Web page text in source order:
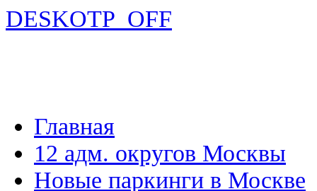
DESKOTP_OFF
Главная
12 адм. округов Москвы
Новые паркинги в Москве